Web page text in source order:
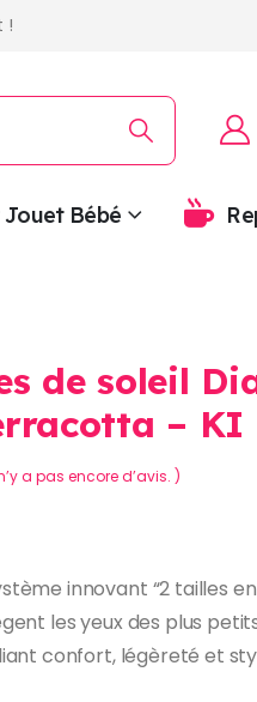
!
Jouet Bébé
de soleil
– KI
a pas encore d’avis. )
innovant “2 tailles
les yeux des plus
confort, légèreté et